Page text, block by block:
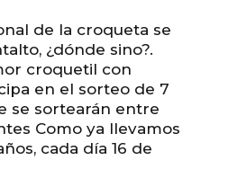
de la croqueta se
¿dónde sino?.
croquetil con
en el sorteo de 7
se sortearán entre
Como ya llevamos
cada día 16 de